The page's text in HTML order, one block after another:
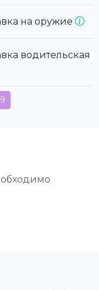
на оружие
водительская